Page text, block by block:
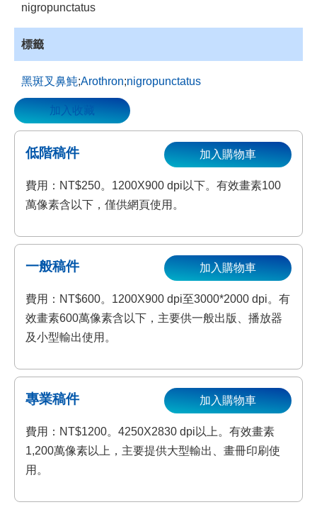
nigropunctatus
標籤
黑斑叉鼻魨;Arothron;nigropunctatus
加入收藏
低階稿件
費用：NT$250。1200X900 dpi以下。有效畫素100
萬像素含以下，僅供網頁使用。
加入購物車
一般稿件
費用：NT$600。1200X900 dpi至3000*2000 dpi。有
效畫素600萬像素含以下，主要供一般出版、播放器
及小型輸出使用。
加入購物車
專業稿件
費用：NT$1200。4250X2830 dpi以上。有效畫素
1,200萬像素以上，主要提供大型輸出、畫冊印刷使
用。
加入購物車